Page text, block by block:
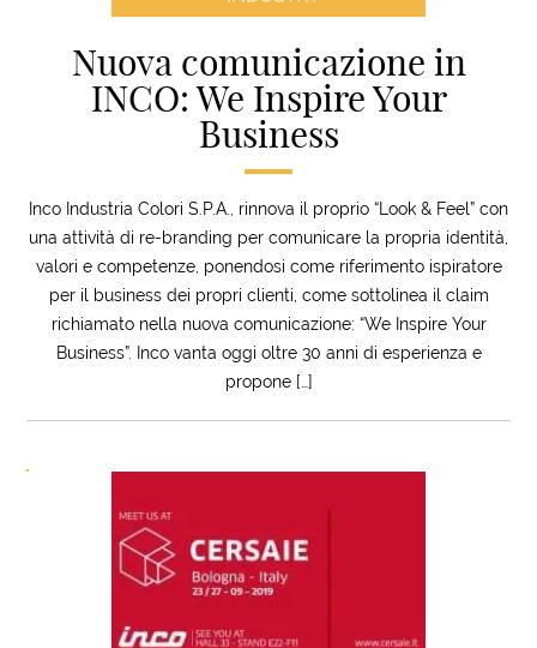
Nuova comunicazione in
INCO: We Inspire Your
Business
Inco Industria Colori S.P.A., rinnova il proprio “Look & Feel” con
una attività di re-branding per comunicare la propria identità,
valori e competenze, ponendosi come riferimento ispiratore
per il business dei propri clienti, come sottolinea il claim
richiamato nella nuova comunicazione: “We Inspire Your
Business”. Inco vanta oggi oltre 30 anni di esperienza e
propone […]